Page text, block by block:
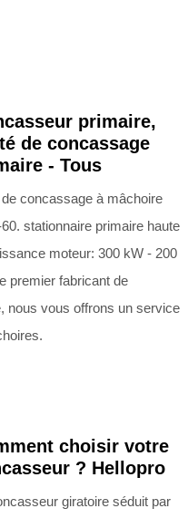
primaire,
de concassage
- Tous
de concassage à mâchoire
stationnaire primaire haute
moteur: 300 kW - 200
premier fabricant de
nous vous offrons un service
choisir votre
? Hellopro
giratoire séduit par